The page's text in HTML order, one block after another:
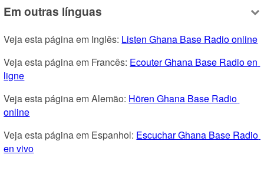
Em outras línguas
Veja esta página em Inglês: Listen Ghana Base Radio online
Veja esta página em Francês: Ecouter Ghana Base Radio en
ligne
Veja esta página em Alemão: Hören Ghana Base Radio
online
Veja esta página em Espanhol: Escuchar Ghana Base Radio
en vivo